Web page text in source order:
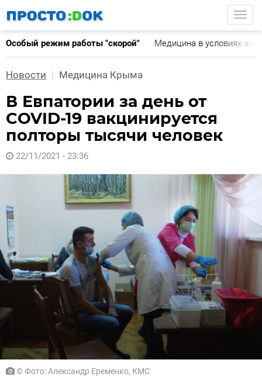
основному
содержанию
Особый режим работы "скорой" Медицина в условиях
Новости Медицина Крыма
В Евпатории за день от
COVID-19 вакцинируется
полторы тысячи человек
22/11/2021 - 23:36
© Фото: Александр Еременко, КМС